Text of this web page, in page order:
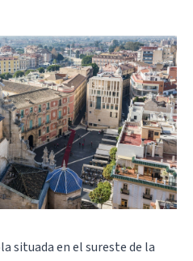
situada en el sureste de la